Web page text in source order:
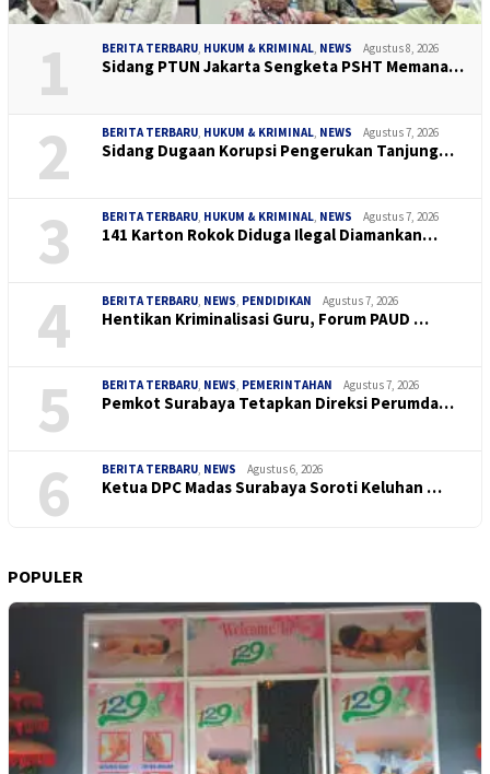
1 BERITA TERBARU, HUKUM & KRIMINAL, NEWS Agustus 8, 2026
Sidang PTUN Jakarta Sengketa PSHT Memana…
2 BERITA TERBARU, HUKUM & KRIMINAL, NEWS Agustus 7, 2026
Sidang Dugaan Korupsi Pengerukan Tanjung…
3 BERITA TERBARU, HUKUM & KRIMINAL, NEWS Agustus 7, 2026
141 Karton Rokok Diduga Ilegal Diamankan…
4 BERITA TERBARU, NEWS, PENDIDIKAN Agustus 7, 2026
Hentikan Kriminalisasi Guru, Forum PAUD …
5 BERITA TERBARU, NEWS, PEMERINTAHAN Agustus 7, 2026
Pemkot Surabaya Tetapkan Direksi Perumda…
6 BERITA TERBARU, NEWS Agustus 6, 2026
Ketua DPC Madas Surabaya Soroti Keluhan …
POPULER